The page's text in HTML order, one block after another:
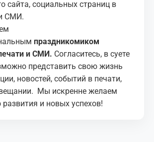
сайта, социальных страниц в
СМИ.
праздникомиком
и СМИ. Согласитесь, в суете
представить свою жизнь
новостей, событий в печати,
Мы искренне желаем
и новых успехов!